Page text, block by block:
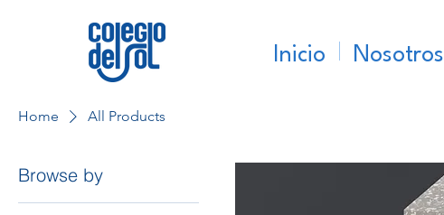
Inicio Nosotros
Home All Products
Browse by